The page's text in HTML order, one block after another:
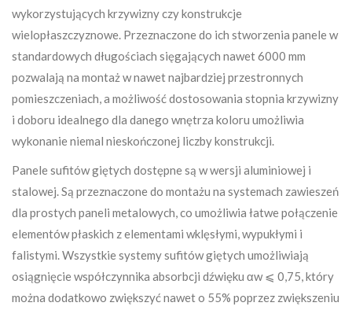
wykorzystujących krzywizny czy konstrukcje
wielopłaszczyznowe. Przeznaczone do ich stworzenia panele w
standardowych długościach sięgających nawet 6000 mm
pozwalają na montaż w nawet najbardziej przestronnych
pomieszczeniach, a możliwość dostosowania stopnia krzywizny
i doboru idealnego dla danego wnętrza koloru umożliwia
wykonanie niemal nieskończonej liczby konstrukcji.
Panele sufitów giętych dostępne są w wersji aluminiowej i
stalowej. Są przeznaczone do montażu na systemach zawieszeń
dla prostych paneli metalowych, co umożliwia łatwe połączenie
elementów płaskich z elementami wklęsłymi, wypukłymi i
falistymi. Wszystkie systemy sufitów giętych umożliwiają
osiągnięcie współczynnika absorbcji dźwięku αw ⩽ 0,75, który
można dodatkowo zwiększyć nawet o 55% poprzez zwiększeniu